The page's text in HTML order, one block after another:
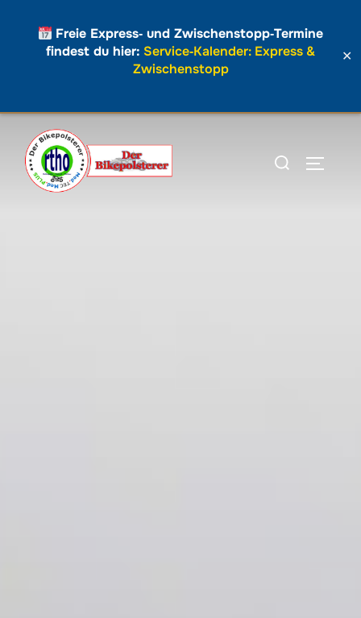
Inhalt
springen
Freie Express‑ und Zwischenstopp‑Termine
findest du hier: Service‑Kalender: Express &
Zwischenstopp
✕
Suchen